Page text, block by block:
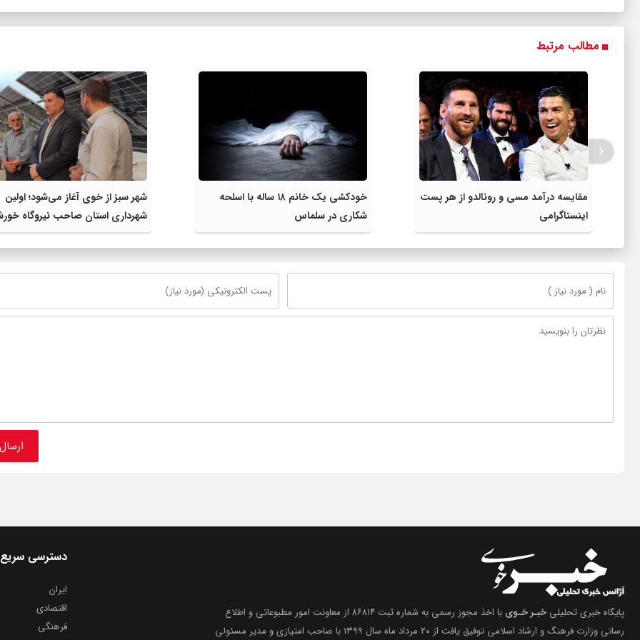
مطالب مرتبط
مقایسه درآمد مسی و رونالدو از هر پست
اینستاگرامی
خودکشی یک خانم ۱۸ ساله با اسلحه
شکاری در سلماس
شهر سبز از خوی آغاز می‌شود؛ اولین
شهرداری استان صاحب نیروگاه
شد
‹
پایگاه خبری تحلیلی خبـر خـوی
با اخذ مجوز رسمی به شماره ثبت ۸۶۸۱۴ از معاونت امور مطبوعاتی و اطلاع
رسانی وزارت فرهنگ و ارشاد اسلامی توفیق یافت از ۲۰ مرداد ماه سال ۱۳۹۹ با صاحب امتیازی و مدیر مسئولی
دسترسی سریع
ایران
اقتصادی
فرهنگی